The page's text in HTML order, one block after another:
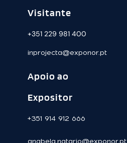
Visitante
+351 229 981 400
inprojecta@exponor.pt
Apoio ao
Expositor
+351 914 912 666